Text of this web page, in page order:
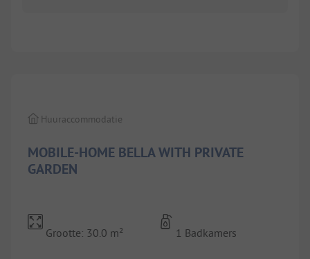
MOBILE-HOME BELLA WITH PRIVATE
GARDEN
Huuraccommodatie
Grootte: 30.0 m² 1 Badkamers